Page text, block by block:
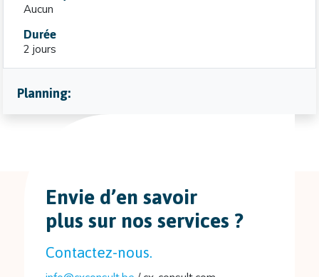
Aucun
Durée
2 jours
Planning:
Envie d’en savoir
plus sur nos services ?
Contactez-nous.